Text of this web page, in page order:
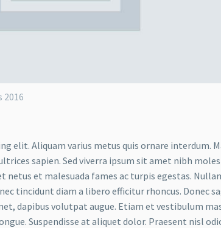
2016
elit. Aliquam varius metus quis ornare interdum.
sapien. Sed viverra ipsum sit amet nibh
et malesuada fames ac turpis egestas.
tincidunt diam a libero efficitur rhoncus. Donec
dapibus volutpat augue. Etiam et vestibulum
Suspendisse at aliquet dolor. Praesent nisl